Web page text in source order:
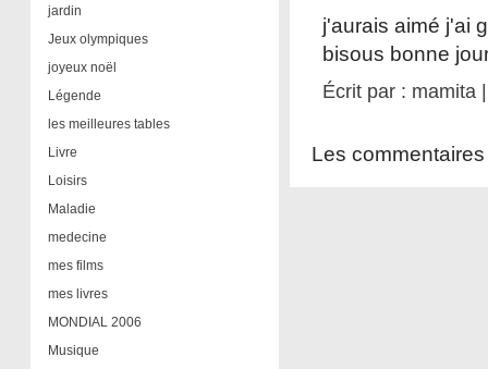
jardin
Jeux olympiques
joyeux noël
Légende
les meilleures tables
Livre
Loisirs
Maladie
medecine
mes films
mes livres
MONDIAL 2006
Musique
j'aurais aimé j'ai
bisous bonne
Écrit par : mamita
Les